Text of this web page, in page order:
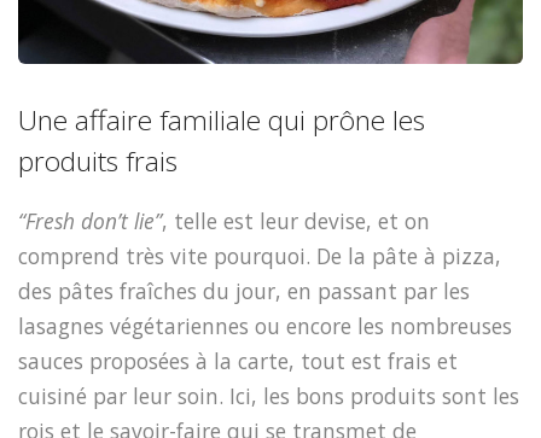
Une affaire familiale qui prône les
produits frais
“Fresh don’t lie”, telle est leur devise, et on
comprend très vite pourquoi. De la pâte à pizza,
des pâtes fraîches du jour, en passant par les
lasagnes végétariennes ou encore les nombreuses
sauces proposées à la carte, tout est frais et
cuisiné par leur soin. Ici, les bons produits sont les
rois et le savoir-faire qui se transmet de